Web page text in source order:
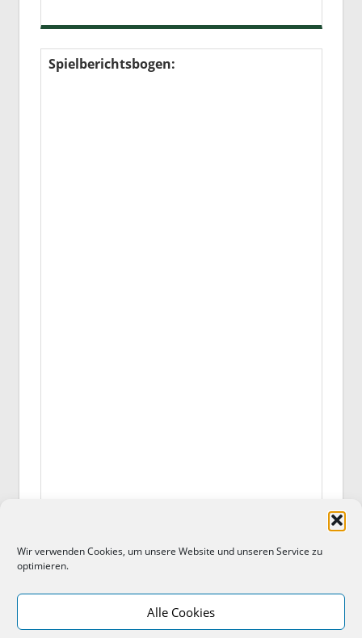
Wir verwenden Cookies, um unsere Website und unseren Service zu
optimieren.
Alle Cookies